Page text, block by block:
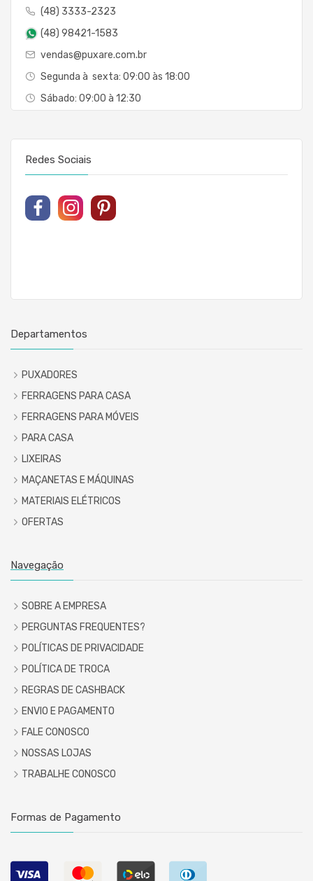
(48) 3333-2323
(48) 98421-1583
vendas@puxare.com.br
Segunda à sexta: 09:00 às 18:00
Sábado: 09:00 à 12:30
Redes Sociais
Departamentos
PUXADORES
FERRAGENS PARA CASA
FERRAGENS PARA MÓVEIS
PARA CASA
LIXEIRAS
MAÇANETAS E MÁQUINAS
MATERIAIS ELÉTRICOS
OFERTAS
Navegação
SOBRE A EMPRESA
PERGUNTAS FREQUENTES?
POLÍTICAS DE PRIVACIDADE
POLÍTICA DE TROCA
REGRAS DE CASHBACK
ENVIO E PAGAMENTO
FALE CONOSCO
NOSSAS LOJAS
TRABALHE CONOSCO
Formas de Pagamento